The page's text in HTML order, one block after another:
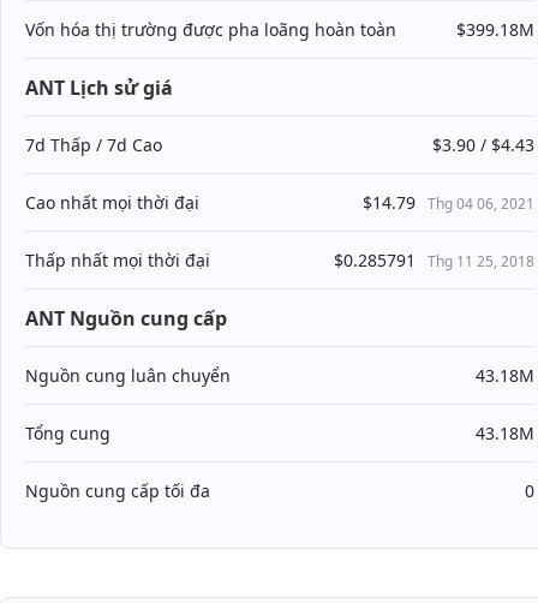
Vốn hóa thị trường được pha loãng hoàn toàn $399.18M
ANT Lịch sử giá
7d Thấp / 7d Cao $3.90 / $4.43
Cao nhất mọi thời đại $14.79 Thg 04 06, 2021
Thấp nhất mọi thời đại $0.285791 Thg 11 25, 2018
ANT Nguồn cung cấp
Nguồn cung luân chuyển 43.18M
Tổng cung 43.18M
Nguồn cung cấp tối đa 0